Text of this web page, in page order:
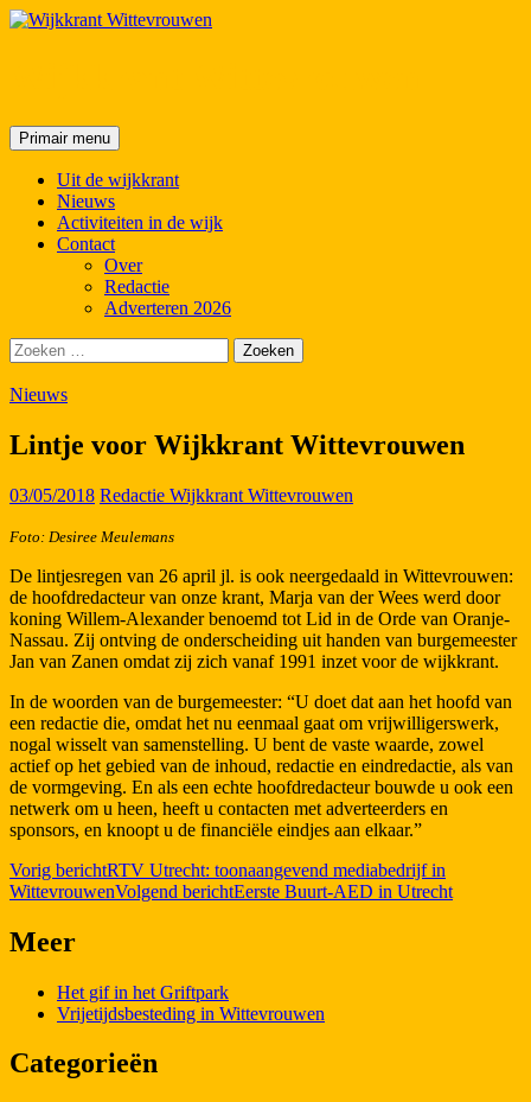
Zoeken
Primair menu Spring
naar
inhoud
Uit de wijkkrant
Nieuws
Activiteiten in de wijk
Contact
Over
Redactie
Adverteren 2026
Zoeken
naar:
Nieuws
Lintje voor Wijkkrant Wittevrouwen
03/05/2018 Redactie Wijkkrant Wittevrouwen
Foto: Desiree Meulemans
De lintjesregen van 26 april jl. is ook neergedaald in Wittevrouwen:
de hoofdredacteur van onze krant, Marja van der Wees werd door
koning Willem-Alexander benoemd tot Lid in de Orde van Oranje-
Nassau. Zij ontving de onderscheiding uit handen van burgemeester
Jan van Zanen omdat zij zich vanaf 1991 inzet voor de wijkkrant.
In de woorden van de burgemeester: “U doet dat aan het hoofd van
een redactie die, omdat het nu eenmaal gaat om vrijwilligerswerk,
nogal wisselt van samenstelling. U bent de vaste waarde, zowel
actief op het gebied van de inhoud, redactie en eindredactie, als van
de vormgeving. En als een echte hoofdredacteur bouwde u ook een
netwerk om u heen, heeft u contacten met adverteerders en
sponsors, en knoopt u de financiële eindjes aan elkaar.”
Berichtnavigatie
Vorig berichtRTV Utrecht: toonaangevend mediabedrijf in
WittevrouwenVolgend berichtEerste Buurt-AED in Utrecht
Meer
Het gif in het Griftpark
Vrijetijdsbesteding in Wittevrouwen
Categorieën